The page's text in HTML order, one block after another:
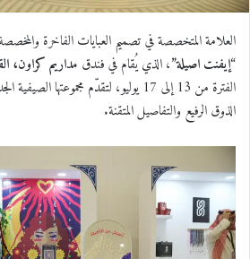
ن
ا
العلامة المتخصصة في تصميم العبايات الفاخرة
“إيفنت اصيلة”، الذي يُقام في فندق مداريم كراون،
الفترة من 13 إلى 17 يوليو، لتقدّم
الذوق الرفيع والتفاصيل المتقنة.